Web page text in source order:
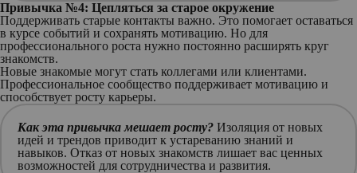
Привычка №4: Цепляться за старое окружение
Поддерживать старые контакты важно. Это помогает оставаться
в курсе событий и сохранять мотивацию. Но для
профессионального роста нужно постоянно расширять круг
знакомств.
Новые знакомые могут стать коллегами или клиентами.
Профессиональное сообщество поддерживает мотивацию и
способствует росту карьеры.
Как эта привычка мешает росту? Изоляция от новых
идей и трендов приводит к устареванию знаний и
навыков. Отказ от новых знакомств лишает вас ценных
возможностей для сотрудничества и развития.